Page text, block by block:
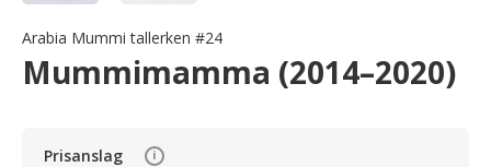
Arabia Mummi tallerken #24
Mummimamma (2014–2020)
Prisanslag i